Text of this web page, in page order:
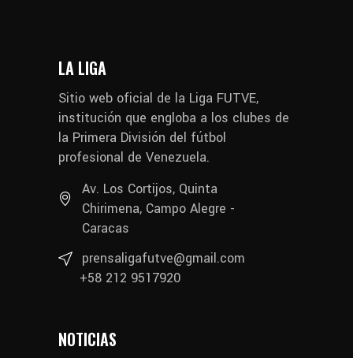
LA LIGA
Sitio web oficial de la Liga FUTVE,
institución que engloba a los clubes de
la Primera División del fútbol
profesional de Venezuela.
Av. Los Cortijos, Quinta
Chirimena, Campo Alegre -
Caracas
prensaligafutve@gmail.com
+58 212 9517920
NOTICIAS